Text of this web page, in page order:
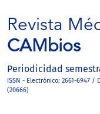
Revista
CAMbios
Periodicidad
ISSN - Electrónico: 2661-6947 /
(20666)